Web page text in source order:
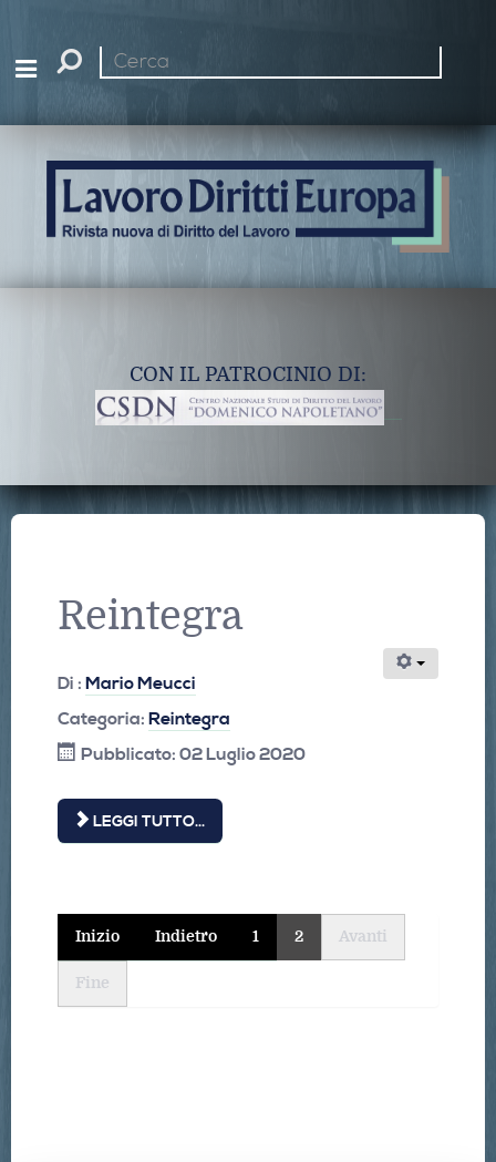
Cerca
CON IL PATROCINIO DI:
Reintegra
Di : Mario Meucci
Categoria: Reintegra
Pubblicato: 02 Luglio 2020
LEGGI TUTTO...
Inizio Indietro 1 2 Avanti
Fine